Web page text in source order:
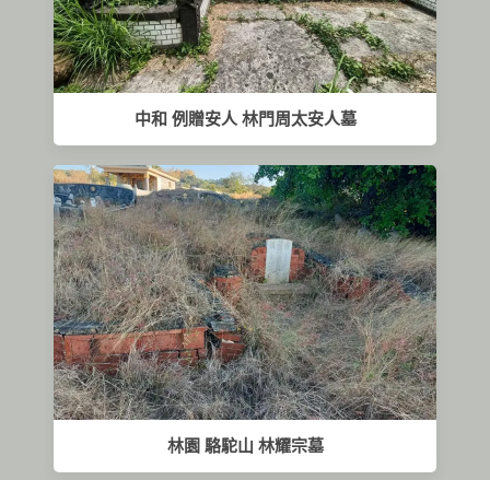
中和 例贈安人 林門周太安人墓
林園 駱駝山 林耀宗墓